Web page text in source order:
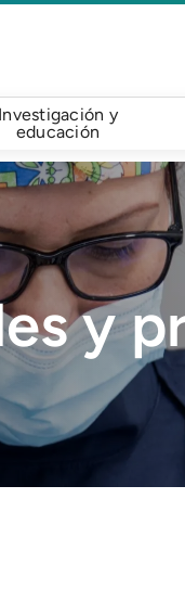
Investigación y
educación
y